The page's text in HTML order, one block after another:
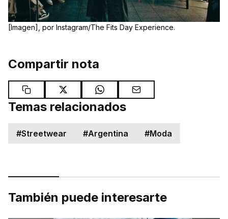
[Imagen], por Instagram/The Fits Day Experience.
Compartir nota
Temas relacionados
#Streetwear #Argentina #Moda
También puede interesarte